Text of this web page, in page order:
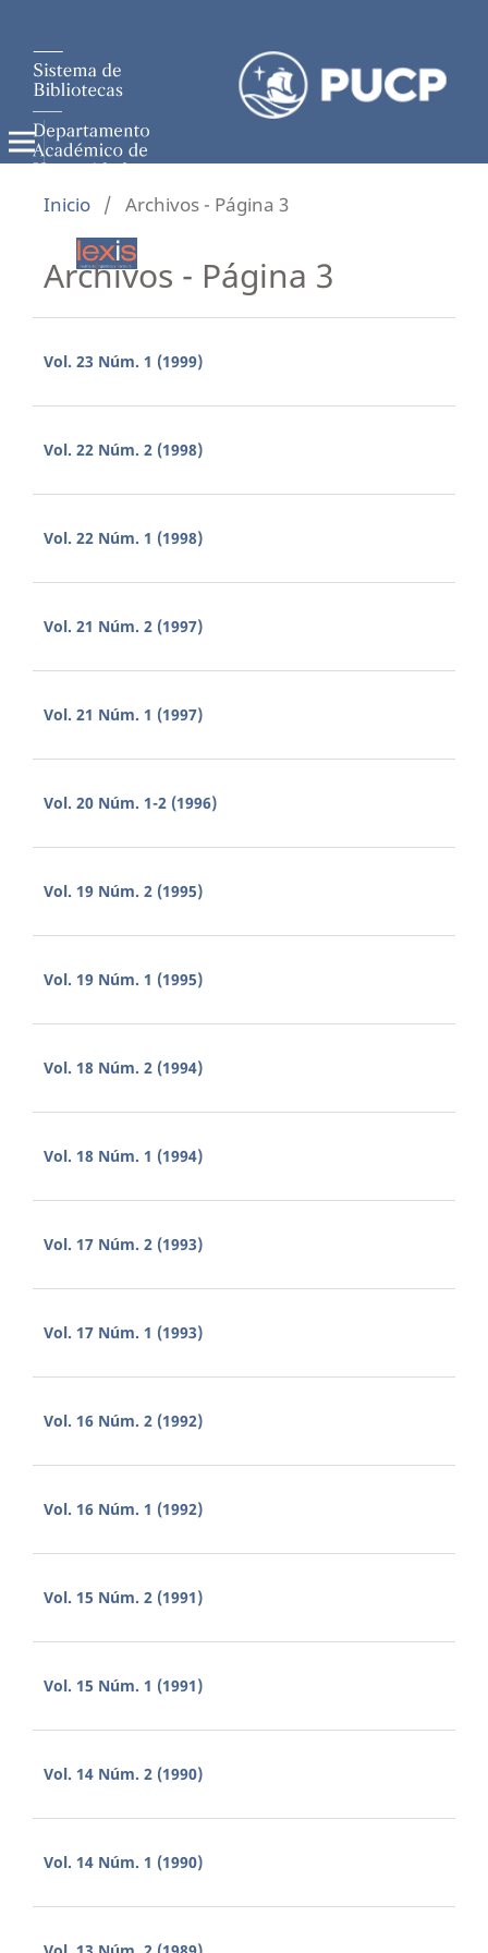
Inicio / Archivos - Página 3
Archivos - Página 3
Vol. 23 Núm. 1 (1999)
Vol. 22 Núm. 2 (1998)
Vol. 22 Núm. 1 (1998)
Vol. 21 Núm. 2 (1997)
Vol. 21 Núm. 1 (1997)
Vol. 20 Núm. 1-2 (1996)
Vol. 19 Núm. 2 (1995)
Vol. 19 Núm. 1 (1995)
Vol. 18 Núm. 2 (1994)
Vol. 18 Núm. 1 (1994)
Vol. 17 Núm. 2 (1993)
Vol. 17 Núm. 1 (1993)
Vol. 16 Núm. 2 (1992)
Vol. 16 Núm. 1 (1992)
Vol. 15 Núm. 2 (1991)
Vol. 15 Núm. 1 (1991)
Vol. 14 Núm. 2 (1990)
Vol. 14 Núm. 1 (1990)